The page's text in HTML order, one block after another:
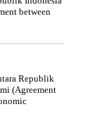
between
Republik
(Agreement